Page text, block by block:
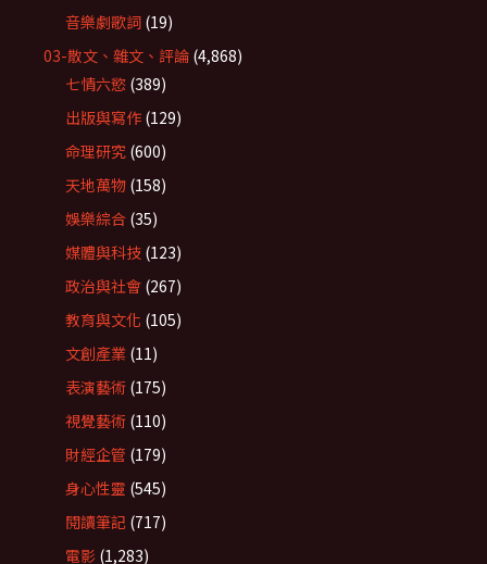
音樂劇歌詞 (19)
03-散文、雜文、評論 (4,868)
七情六慾 (389)
出版與寫作 (129)
命理研究 (600)
天地萬物 (158)
娛樂綜合 (35)
媒體與科技 (123)
政治與社會 (267)
教育與文化 (105)
文創產業 (11)
表演藝術 (175)
視覺藝術 (110)
財經企管 (179)
身心性靈 (545)
閱讀筆記 (717)
電影 (1,283)